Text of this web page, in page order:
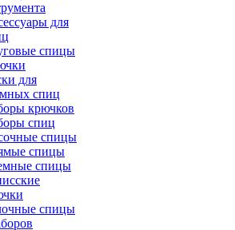
для
спицы
для
спиц
крючков
спиц
спицы
спицы
спицы
спицы